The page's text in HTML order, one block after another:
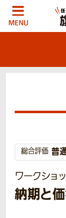
MENU
総合評価 普
ワークショ
納期と